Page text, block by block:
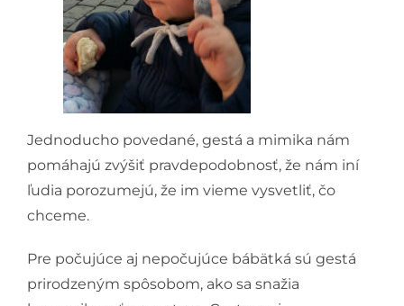
Jednoducho povedané, gestá a mimika nám
pomáhajú zvýšiť pravdepodobnosť, že nám iní
ľudia porozumejú, že im vieme vysvetliť, čo
chceme.
Pre počujúce aj nepočujúce bábätká sú gestá
prirodzeným spôsobom, ako sa snažia